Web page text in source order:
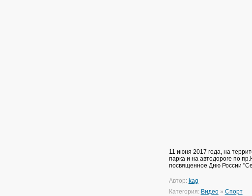
11 июня 2017 года, на
парка и на автодороге по
посвященное Дню России
Автор: kag
Категория: Видео» Спорт